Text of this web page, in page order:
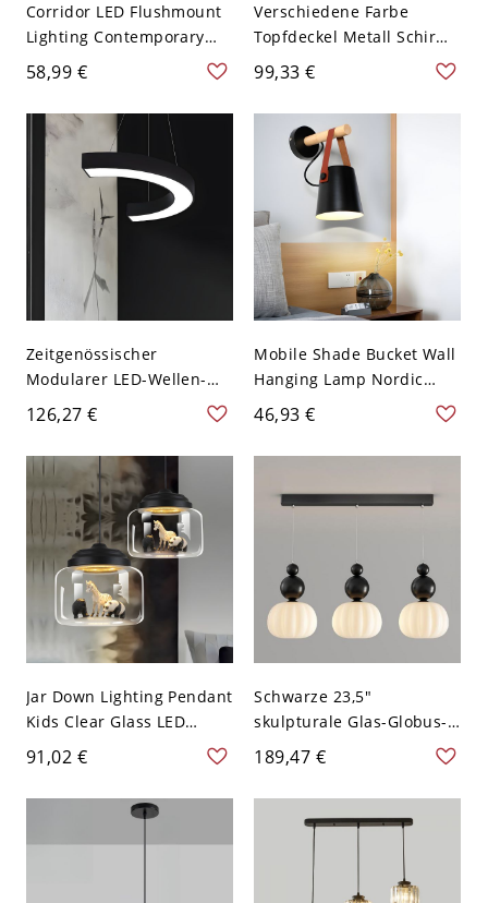
Corridor LED Flushmount
Lighting Contemporary
Grey/Black Ceiling Flush
Mount with Round Acrylic
Shade in Warm/White
Light - Schwarz 110V-120V
Weißlicht
58,99 €
Verschiedene Farbe
Topfdeckel Metall Schirm
1-Birne Pendelleuchte
Industriell Restaurant
Pendellampe - 110V-120V
Schwarz 26,67 cm
99,33 €
Zeitgenössischer
Modularer LED-Wellen-
Kronleuchter, Verstellbare
Geometrische Lineare
Pendelleuchte - 110V-120V
Schwarz 40,64 cm
126,27 €
Mobile Shade Bucket Wall
Hanging Lamp Nordic
Metal Single Dining Table
Sconce Fixture in
Black/White with Leather
46,93 €
Jar Down Lighting Pendant
Kids Clear Glass LED
Living Room Hanging
Ceiling Light in
White/Black with Animals
(Random shipments of
Animals) - 110V-120V
91,02 €
Schwarze 23,5″
skulpturale Glas-Globus-
Pendelleuchte mit
Metallrahmen für
Kücheninseln, Esstische
und moderne
Deckenbeleuchtung
189,47 €